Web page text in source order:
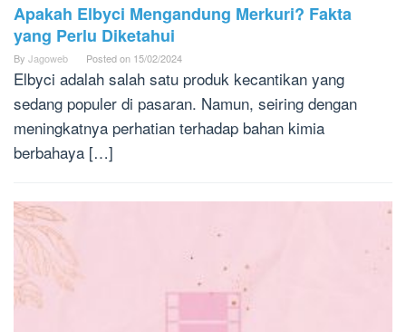
Apakah Elbyci Mengandung Merkuri? Fakta
yang Perlu Diketahui
By Jagoweb Posted on 15/02/2024
Elbyci adalah salah satu produk kecantikan yang
sedang populer di pasaran. Namun, seiring dengan
meningkatnya perhatian terhadap bahan kimia
berbahaya […]